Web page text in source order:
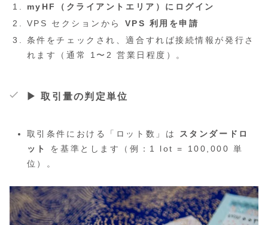
myHF（クライアントエリア）にログイン
VPS セクションから VPS 利用を申請
条件をチェックされ、適合すれば接続情報が発行さ
れます（通常 1〜2 営業日程度）。
▶ 取引量の判定単位
取引条件における「ロット数」は
スタンダードロ
ット
を基準とします（例：1 lot = 100,000 単
位）。